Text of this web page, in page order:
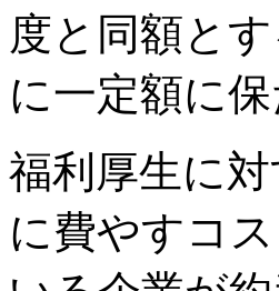
度と同額と
に一定額に
福利厚生に
に費やすコ